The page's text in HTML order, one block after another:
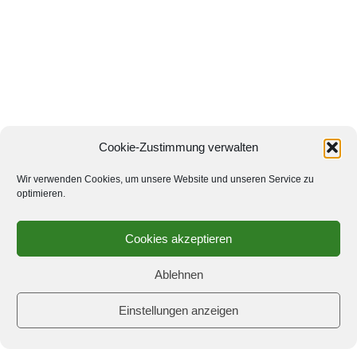
Cookie-Zustimmung verwalten
Wir verwenden Cookies, um unsere Website und unseren Service zu
optimieren.
Cookies akzeptieren
Ablehnen
Einstellungen anzeigen
Die ersten 10 Bretter des Schach960-Festivals
wurden live übertragen. Hier sind die Partien zu
Chessbase